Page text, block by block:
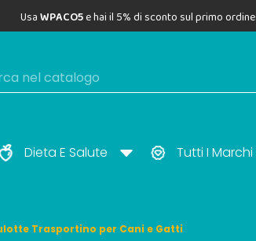
UsaWPACO5e hai il 5% di sconto sul primo ordine
Dieta E Salute Tutti I Marchi
Trasportino per Cani e Gatti